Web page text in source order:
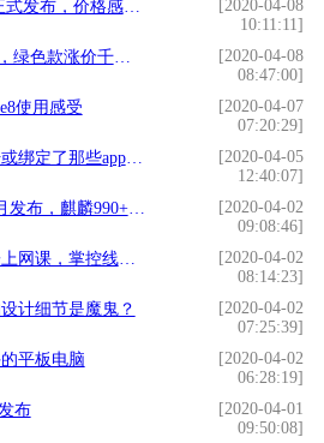
人，这才是苹果的真正水平
[2020-04-08
10:11:11]
，其余款却全跌破官方定价
[2020-04-08
08:47:00]
使用感受
[2020-04-07
07:20:29]
网站？这里教你几个查询方法
[2020-04-05
12:40:07]
超级光变+大电池，价格更感人
[2020-04-02
09:08:46]
上学习就靠这个平板电脑了
[2020-04-02
08:14:23]
计细节是魔鬼？
[2020-04-02
07:25:39]
平板电脑
[2020-04-02
06:28:19]
布
[2020-04-01
09:50:08]